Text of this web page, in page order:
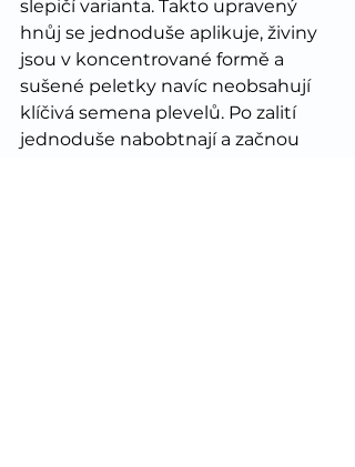
slepičí varianta. Takto upravený
hnůj se jednoduše aplikuje, živiny
jsou v koncentrované formě a
sušené peletky navíc neobsahují
klíčivá semena plevelů. Po zalití
jednoduše nabobtnají a začnou